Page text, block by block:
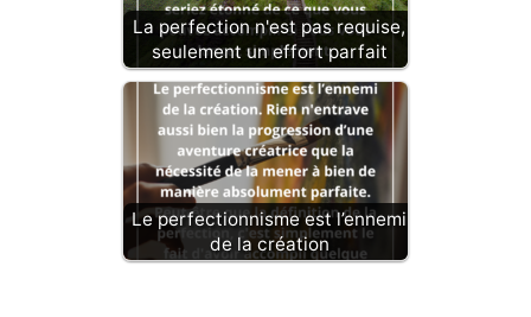
La perfection n'est pas requise,
seulement un effort parfait
Le perfectionnisme est l’ennemi
de la création